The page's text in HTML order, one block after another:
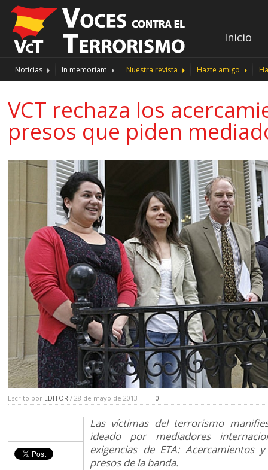
Inicio
Noticias In memoriam Nuestra revista Hazte amigo
VCT rechaza los
presos que piden
Escrito por EDITOR / 28 de mayo de 2013 0
Las víctimas del terrorismo
ideado por mediadores
exigencias de ETA: Acercamientos
presos de la banda.